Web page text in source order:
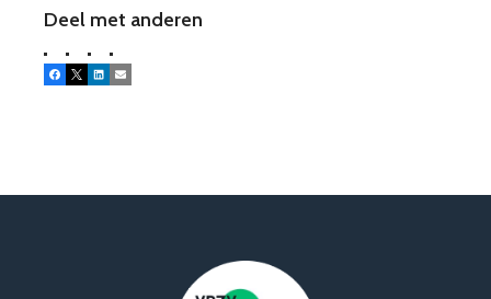
Deel met anderen
Facebook
X LinkedInE-mail